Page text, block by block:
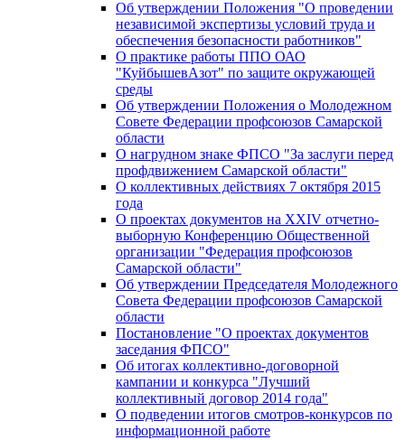
Об утверждении Положения "О проведении
независимой экспертизы условий труда и
обеспечения безопасности работников"
О практике работы ППО ОАО
"КуйбышевАзот" по защите окружающей
среды
Об утверждении Положения о Молодежном
Совете Федерации профсоюзов Самарской
области
О нагрудном знаке ФПСО "За заслуги перед
профдвижением Самарской области"
О коллективных действиях 7 октября 2015
года
О проектах документов на XXIV отчетно-
выборную Конференцию Общественной
организации "Федерация профсоюзов
Самарской области"
Об утверждении Председателя Молодежного
Совета Федерации профсоюзов Самарской
области
Постановление "О проектах документов
заседания ФПСО"
Об итогах коллективно-договорной
кампании и конкурса "Лучший
коллективный договор 2014 года"
О подведении итогов смотров-конкурсов по
информационной работе